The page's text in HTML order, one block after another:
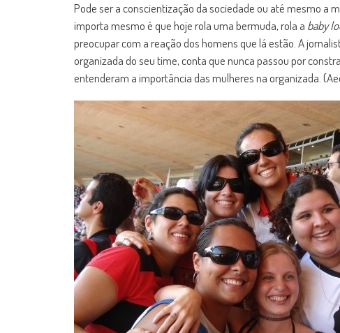
Pode ser a conscientização da sociedade ou até mesmo a
importa mesmo é que hoje rola uma bermuda, rola a baby
preocupar com a reação dos homens que lá estão. A
organizada do seu time, conta que nunca passou por
entenderam a importância das mulheres na organizada.